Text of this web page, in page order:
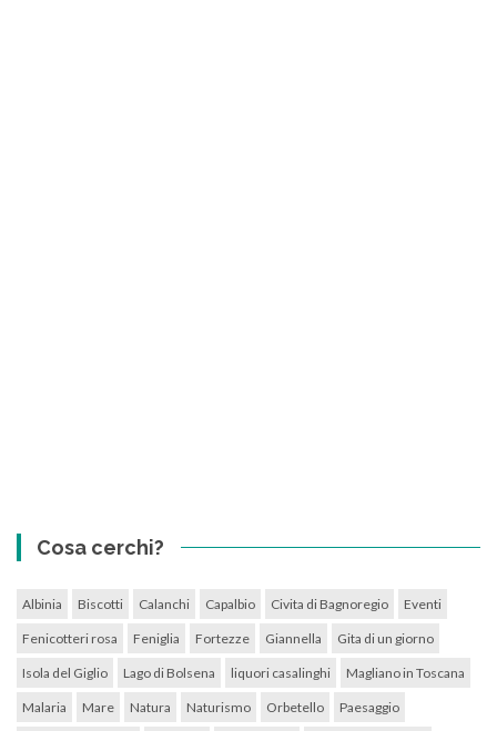
Cosa cerchi?
Albinia Biscotti Calanchi Capalbio Civita di Bagnoregio Eventi
Fenicotteri rosa Feniglia Fortezze Giannella Gita di un giorno
Isola del Giglio Lago di Bolsena liquori casalinghi Magliano in Toscana
Malaria Mare Natura Naturismo Orbetello Paesaggio